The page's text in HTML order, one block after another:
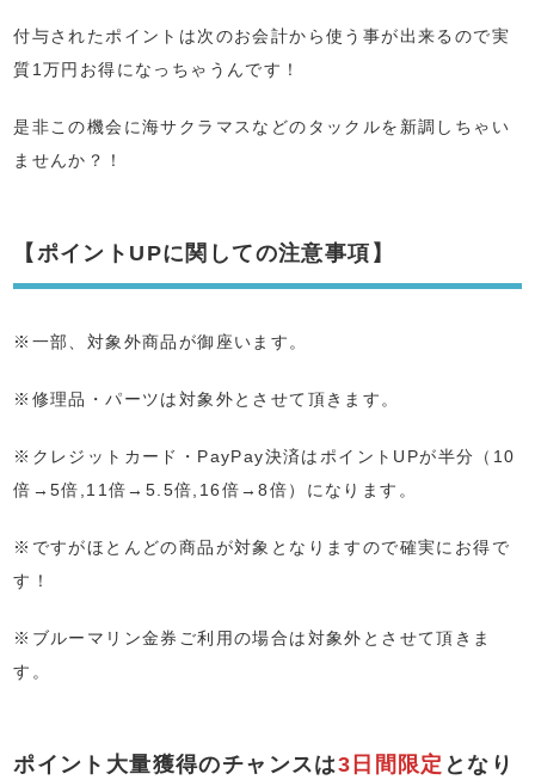
付与されたポイントは次のお会計から使う事が出来るので実
質1万円お得になっちゃうんです！
是非この機会に海サクラマスなどのタックルを新調しちゃい
ませんか？！
【ポイントUPに関しての注意事項】
※一部、対象外商品が御座います。
※修理品・パーツは対象外とさせて頂きます。
※クレジットカード・PayPay決済はポイントUPが半分（10
倍→5倍,11倍→5.5倍,16倍→8倍）になります。
※ですがほとんどの商品が対象となりますので確実にお得で
す！
※ブルーマリン金券ご利用の場合は対象外とさせて頂きま
す。
ポイント大量獲得のチャンスは3日間限定 となり